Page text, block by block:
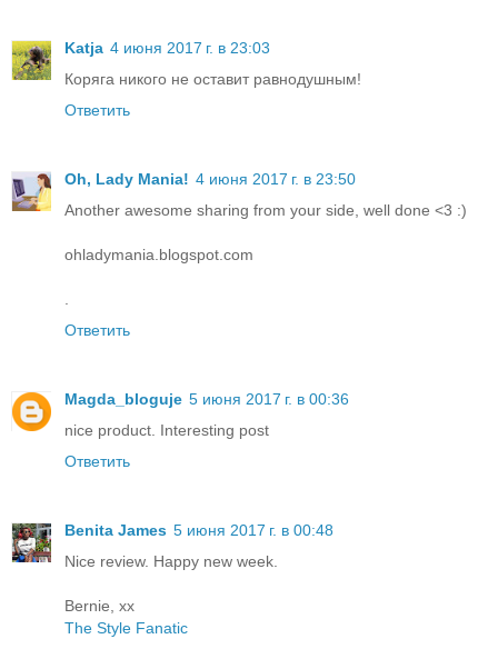
Katja 4 июня 2017 г. в 23:03
Коряга никого не оставит равнодушным!
Ответить
Oh, Lady Mania! 4 июня 2017 г. в 23:50
Another awesome sharing from your side, well done <3 :)
ohladymania.blogspot.com
Ответить
Magda_bloguje 5 июня 2017 г. в 00:36
nice product. Interesting post
Ответить
Benita James 5 июня 2017 г. в 00:48
Nice review. Happy new week.
Bernie, xx
The Style Fanatic